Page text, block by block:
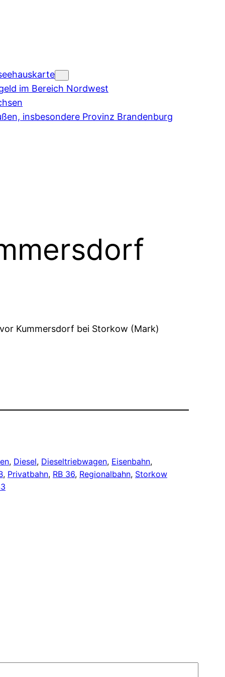
im Bereich Nordwest
insbesondere Provinz Brandenburg
Kummersdorf bei Storkow (Mark)
, Diesel, Dieseltriebwagen, Eisenbahn
, Privatbahn, RB 36, Regionalbahn, Storkow